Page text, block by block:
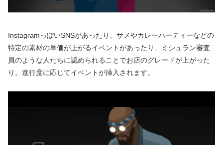
InstagramっぽいSNSがあったり、サメやカレーパーティーなどの
特定の素材の単価が上がるイベントがあったり、ミシュラン審査
員のような人たちに認められることでお店のグレードが上がった
り。進行度に応じてイベントが挿入されます。